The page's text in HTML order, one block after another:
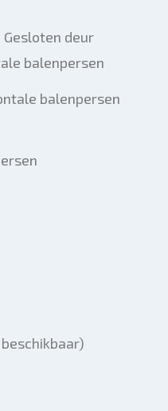
deur
balenpersen
balenpersen